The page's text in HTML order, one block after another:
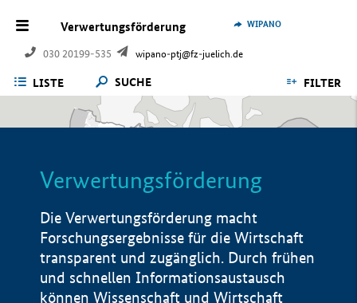
Verwertungsförderung
030 20199-535 wipano-ptj@fz-juelich.de
WIPANO
LISTE SUCHE FILTER
Verwertungsförderung
Die Verwertungsförderung macht
Forschungsergebnisse für die Wirtschaft
transparent und zugänglich. Durch frühen
und schnellen Informationsaustausch
können Wissenschaft und Wirtschaft